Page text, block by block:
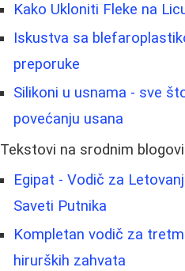
Kako Ukloniti Fleke na
Iskustva sa
preporuke
Silikoni u usnama - sve
povećanju usana
Tekstovi na srodnim
Egipat - Vodič za
Saveti Putnika
Kompletan vodič za
hirurških zahvata